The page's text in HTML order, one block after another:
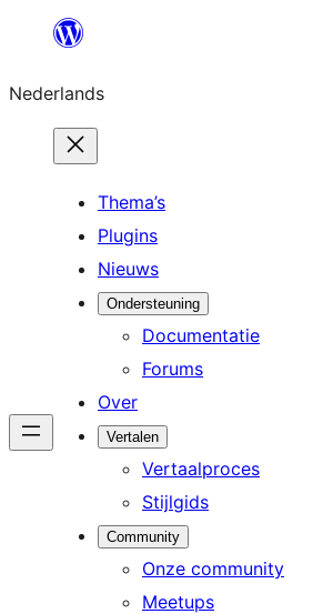
de
inhoud
Nederlands
Thema’s
Plugins
Nieuws
Ondersteuning
Documentatie
Forums
Over
Vertalen
Vertaalproces
Stijlgids
Community
Onze community
Meetups